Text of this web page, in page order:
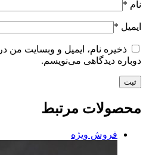
نام *
ایمیل *
ذخیره نام، ایمیل و وبسایت من
دوباره دیدگاهی می‌نویسم.
محصولات مرتبط
فروش ویژه